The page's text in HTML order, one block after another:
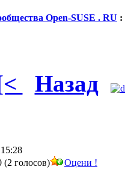
Open-SUSE . RU :
Назад
15:28
(2 голосов)
Оцени !